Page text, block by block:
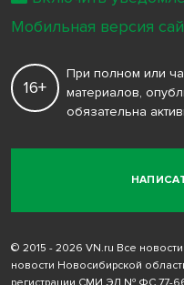
16+
При полном или
материалов,
обязательна
© 2015 - 2026 VN.ru Все
новости Новосибирской
Мобильная версия